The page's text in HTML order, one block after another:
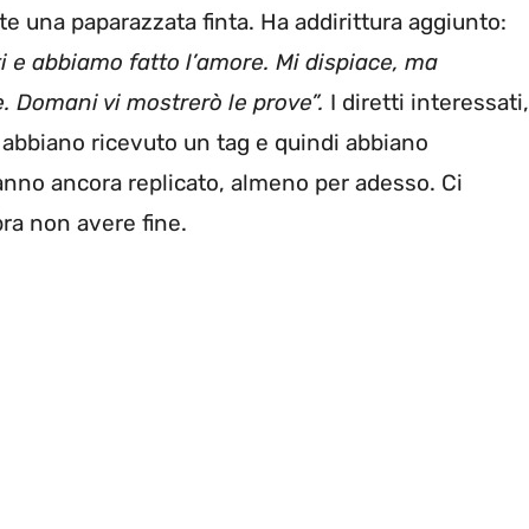
una paparazzata finta. Ha addirittura aggiunto:
abbiamo fatto l’amore. Mi dispiace, ma
vi mostrerò le prove”. I diretti interessati,
ricevuto un tag e quindi abbiano
ancora replicato, almeno per adesso. Ci
non avere fine.